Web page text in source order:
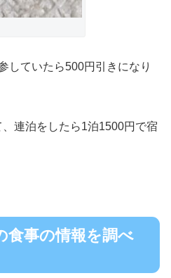
していたら500円引きになり
連泊をしたら1泊1500円で宿
食事の情報を調べ